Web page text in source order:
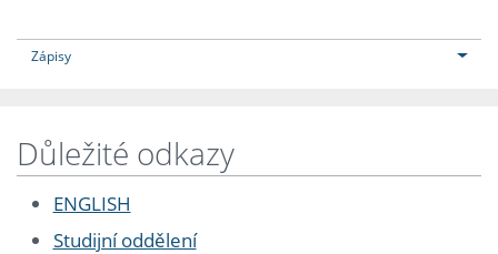
Zápisy
Důležité odkazy
ENGLISH
Studijní oddělení